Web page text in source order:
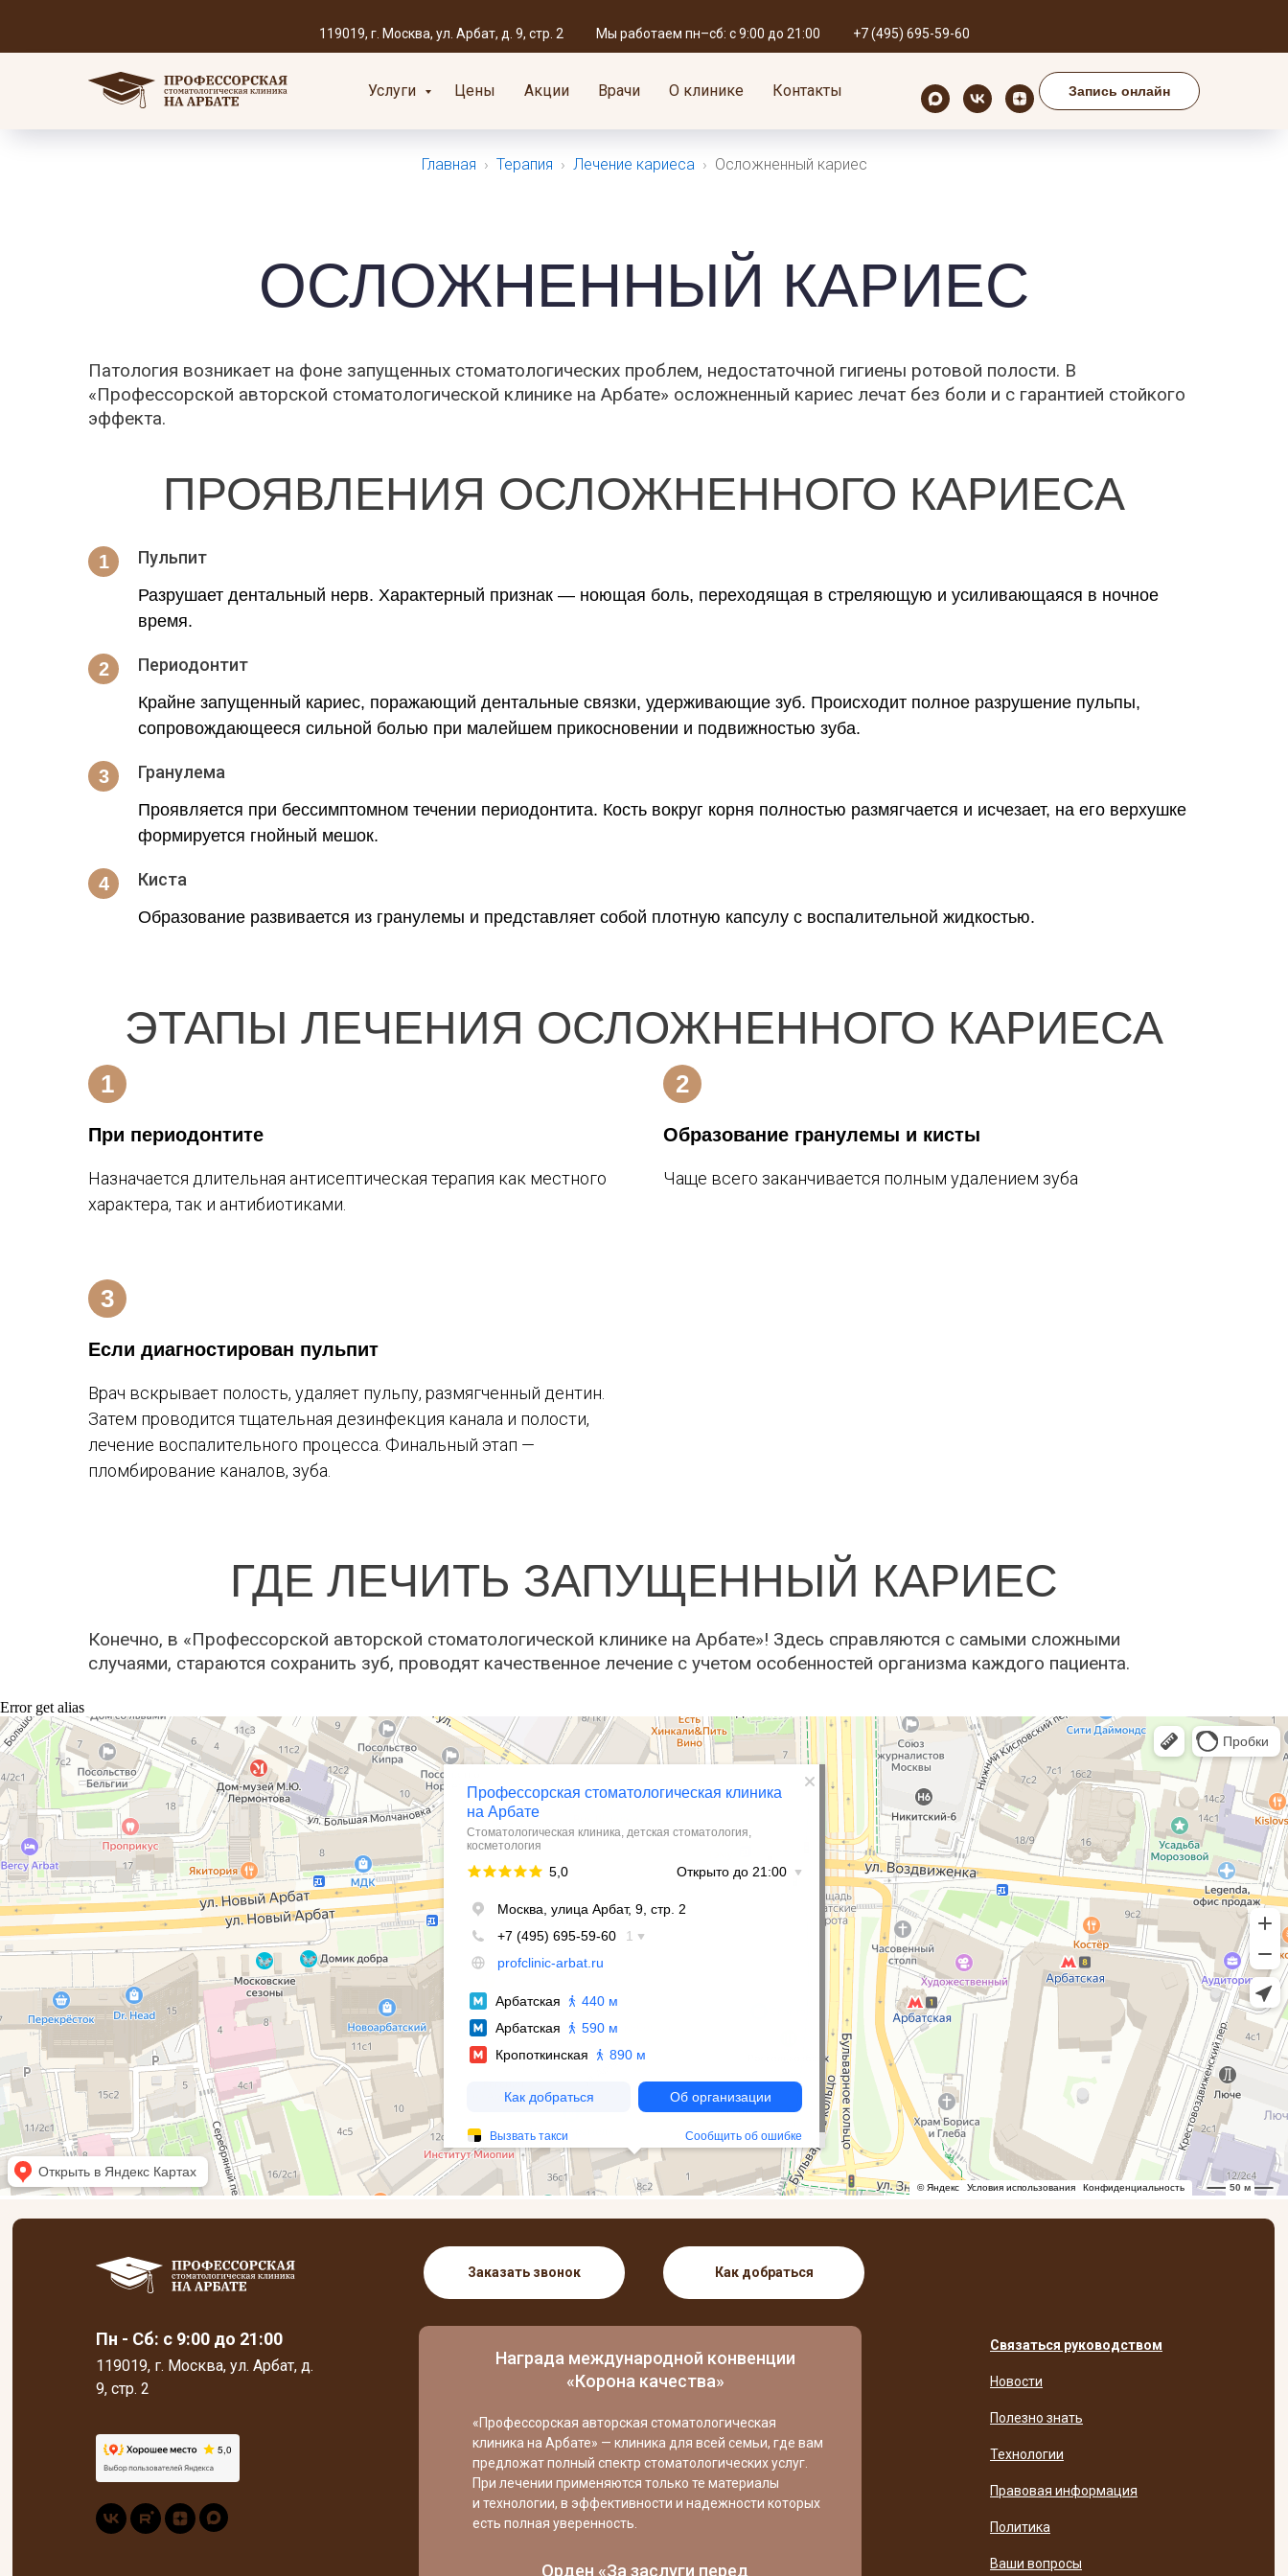
119019, г. Москва, ул. Арбат, д. 9, стр. 2 Мы работаем пн–сб: с 9:00 до 21:00 +7 (495) 695-59-60
Услуги Цены Акции Врачи О клинике Контакты Запись онлайн
+7 (495) 695-59-60
единый номер для записи
Мы работаем для вас
пн — сб: с 9:00 до 21:00
Запись онлайн
119019, г. Москва,
Главная › Терапия › Лечение кариеса › Осложненный кариес
ОСЛОЖНЕННЫЙ КАРИЕС
Патология возникает на фоне запущенных стоматологических проблем, недостаточной гигиены ротовой полости. В
«Профессорской авторской стоматологической клинике на Арбате» осложненный кариес лечат без боли и с гарантией стойкого
эффекта.
ПРОЯВЛЕНИЯ ОСЛОЖНЕННОГО КАРИЕСА
Пульпит
Разрушает дентальный нерв. Характерный признак — ноющая боль, переходящая в стреляющую и усиливающаяся в ночное
время.
Периодонтит
Крайне запущенный кариес, поражающий дентальные связки, удерживающие зуб. Происходит полное разрушение пульпы,
сопровождающееся сильной болью при малейшем прикосновении и подвижностью зуба.
Гранулема
Проявляется при бессимптомном течении периодонтита. Кость вокруг корня полностью размягчается и исчезает, на его верхушке
формируется гнойный мешок.
Киста
Образование развивается из гранулемы и представляет собой плотную капсулу с воспалительной жидкостью.
ЭТАПЫ ЛЕЧЕНИЯ ОСЛОЖНЕННОГО КАРИЕСА
При периодонтите
Назначается длительная антисептическая терапия как местного
характера, так и антибиотиками.
Образование гранулемы и кисты
Чаще всего заканчивается полным удалением зуба
Если диагностирован пульпит
Врач вскрывает полость, удаляет пульпу, размягченный дентин.
Затем проводится тщательная дезинфекция канала и полости,
лечение воспалительного процесса. Финальный этап —
пломбирование каналов, зуба.
ГДЕ ЛЕЧИТЬ ЗАПУЩЕННЫЙ КАРИЕС
Конечно, в «Профессорской авторской стоматологической клинике на Арбате»! Здесь справляются с самыми сложными
случаями, стараются сохранить зуб, проводят качественное лечение с учетом особенностей организма каждого пациента.
Error get alias
Профессорская авторская стоматология
Стоматологическая клиника в Москве
Детская стоматология в Москве
Пн - Сб: с 9:00 до 21:00
119019, г. Москва, ул. Арбат, д.
9, стр. 2
Связаться руководством
Как добраться
Новости
Полезно знать
Правовая информация
Политика
Ваши вопросы
Технологии
«Профессорская авторская стоматологическая
клиника на Арбате» — клиника для всей семьи, где вам
предложат полный спектр стоматологических услуг.
При лечении применяются только те материалы
и технологии, в эффективности и надежности которых
есть полная уверенность.
Награда международной конвенции
«Корона качества»
Заказать звонок
Орден «За заслуги перед